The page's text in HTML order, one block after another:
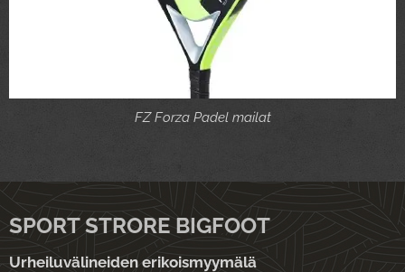
FZ Forza Padel mailat
SPORT STRORE BIGFOOT
Urheiluvälineiden erikoismyymälä